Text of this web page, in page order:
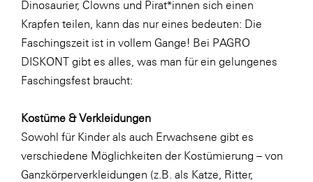
SERVICE&MORE
SKINUANCE®
Somfy
SPIEGLTEC
STIHL Tirol
Trend Micro
Dinosaurier, Clowns und Pirat*innen sich einen
Krapfen teilen, kann das nur eines bedeuten: Die
Faschingszeit ist in vollem Gange! Bei PAGRO
DISKONT gibt es alles, was man für ein gelungenes
Faschingsfest braucht:
Kostüme & Verkleidungen
Sowohl für Kinder als auch Erwachsene gibt es
verschiedene Möglichkeiten der Kostümierung – von
Ganzkörperverkleidungen (z.B. als Katze, Ritter,